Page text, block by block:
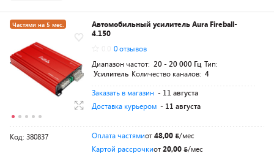
Частями на 5 мес.
Автомобильный усилитель Aura Fireball-
4.150
0 отзывов
Диапазон частот: 20 - 20 000 Гц Тип:
Усилитель Количество каналов: 4
Заказать в магазин - 11 августа
Доставка курьером - 11 августа
Код: 380837 Оплата частямиот48,00
/мес
Картой рассрочкиот20,00 /мес